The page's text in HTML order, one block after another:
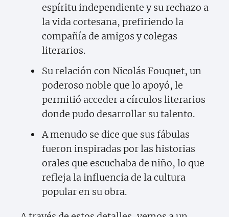
espíritu independiente y su rechazo a
la vida cortesana, prefiriendo la
compañía de amigos y colegas
literarios.
Su relación con Nicolás Fouquet, un
poderoso noble que lo apoyó, le
permitió acceder a círculos literarios
donde pudo desarrollar su talento.
A menudo se dice que sus fábulas
fueron inspiradas por las historias
orales que escuchaba de niño, lo que
refleja la influencia de la cultura
popular en su obra.